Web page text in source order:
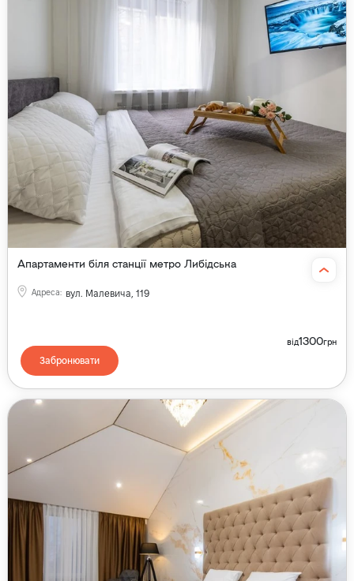
Апартаменти біля станції метро Либідська
Адреса: вул. Малевича, 119
від1300грн
Забронювати